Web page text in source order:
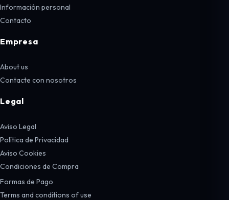
Información personal
Contacto
Empresa
About us
Contacte con nosotros
Legal
Aviso Legal
Política de Privacidad
Aviso Cookies
Condiciones de Compra
Formas de Pago
Terms and conditions of use